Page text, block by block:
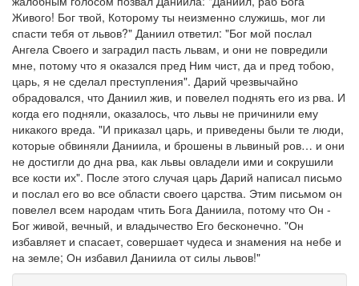
Живого! Бог твой, Которому ты неизменно служишь, мог ли
спасти тебя от львов?" Даниил ответил: "Бог мой послал
Ангела Своего и заградил пасть львам, и они не повредили
мне, потому что я оказался пред Ним чист, да и пред тобою,
царь, я не сделал преступления". Дарий чрезвычайно
обрадовался, что Даниил жив, и повелел поднять его из рва. И
когда его подняли, оказалось, что львы не причинили ему
никакого вреда. "И приказал царь, и приведены были те люди,
которые обвиняли Даниила, и брошены в львиный ров… и они
не достигли до дна рва, как львы овладели ими и сокрушили
все кости их". После этого случая царь Дарий написал письмо
и послал его во все области своего царства. Этим письмом он
повелел всем народам чтить Бога Даниила, потому что Он -
Бог живой, вечный, и владычество Его бесконечно. "Он
избавляет и спасает, совершает чудеса и знамения на небе и
на земле; Он избавил Даниила от силы львов!"